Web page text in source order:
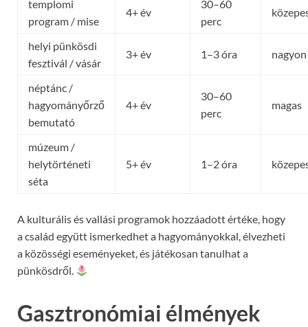
templomi
program / mise
4+ év
30–60
perc
helyi pünkösdi
fesztivál / vásár
3+ év 1–3 óra
néptánc /
hagyományőrző
bemutató
4+ év
30–60
perc
magas
múzeum /
helytörténeti
séta
5+ év 1–2 óra
A kulturális és vallási programok hozzáadott értéke, hogy
a család együtt ismerkedhet a hagyományokkal, élvezheti
a közösségi eseményeket, és játékosan tanulhat a
pünkösdről.
Gasztronómiai élmények